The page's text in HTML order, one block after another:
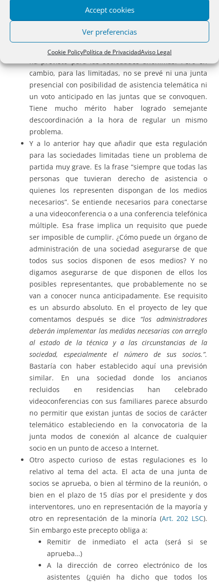
Accept cookies
Ver preferencias
Cookie PolicyPolítica de PrivacidadAviso Legal
problemática es exactamente la misma. Hubiera sido
Además, la regulación transcrita es de una junta de
socios exclusivamente telemática, justo lo que no se
cambio, para las limitadas, no se prevé ni una junta
presencial con posibilidad de asistencia telemática ni
un voto anticipado en las juntas que se convoquen.
Tiene mucho mérito haber logrado semejante
descoordinación a la hora de regular un mismo
problema.
Y a lo anterior hay que añadir que esta regulación
para las sociedades limitadas tiene un problema de
partida muy grave. Es la frase “siempre que todas las
personas que tuvieran derecho de asistencia o
quienes los representen dispongan de los medios
necesarios”. Se entiende necesarios para conectarse
a una videoconferencia o a una conferencia telefónica
múltiple. Esa frase implica un requisito que puede
ser imposible de cumplir. ¿Cómo puede un órgano de
administración de una sociedad asegurarse de que
todos sus socios disponen de esos medios? Y no
digamos asegurarse de que disponen de ellos los
posibles representantes, que probablemente no se
van a conocer nunca anticipadamente. Ese requisito
es un absurdo absoluto. En el proyecto de ley que
comentamos después se dice “los administradores
deberán implementar las medidas necesarias con arreglo
al estado de la técnica y a las circunstancias de la
sociedad, especialmente el número de sus socios.”.
Bastaría con haber establecido aquí una previsión
similar. En una sociedad donde los ancianos
recluidos en residencias han celebrado
videoconferencias con sus familiares parece absurdo
no permitir que existan juntas de socios de carácter
telemático estableciendo en la convocatoria de la
junta modos de conexión al alcance de cualquier
socio en un punto de acceso a Internet.
Otro aspecto curioso de estas regulaciones es lo
relativo al tema del acta. El acta de una junta de
socios se aprueba, o bien al término de la reunión, o
bien en el plazo de 15 días por el presidente y dos
interventores, uno en representación de la mayoría y
otro en representación de la minoría (Art. 202 LSC).
Sin embargo este precepto obliga a:
Remitir de inmediato el acta (será si se
aprueba…)
A la dirección de correo electrónico de los
asistentes (¿quién ha dicho que todos los